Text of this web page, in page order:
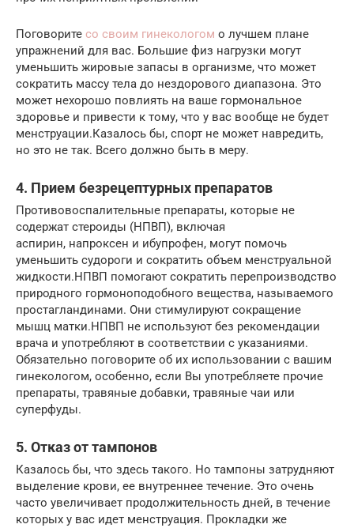
Поговорите со своим гинекологом о лучшем плане
упражнений для вас. Большие физ нагрузки могут
уменьшить жировые запасы в организме, что может
сократить массу тела до нездорового диапазона. Это
может нехорошо повлиять на ваше гормональное
здоровье и привести к тому, что у вас вообще не будет
менструации.Казалось бы, спорт не может навредить,
но это не так. Всего должно быть в меру.
4. Прием безрецептурных препаратов
Противовоспалительные препараты, которые не
содержат стероиды (НПВП), включая
аспирин, напроксен и ибупрофен, могут помочь
уменьшить судороги и сократить объем менструальной
жидкости.НПВП помогают сократить перепроизводство
природного гормоноподобного вещества, называемого
простагландинами. Они стимулируют сокращение
мышц матки.НПВП не используют без рекомендации
врача и употребляют в соответствии с указаниями.
Обязательно поговорите об их использовании с вашим
гинекологом, особенно, если Вы употребляете прочие
препараты, травяные добавки, травяные чаи или
суперфуды.
5. Отказ от тампонов
Казалось бы, что здесь такого. Но тампоны затрудняют
выделение крови, ее внутреннее течение. Это очень
часто увеличивает продолжительность дней, в течение
которых у вас идет менструация. Прокладки же